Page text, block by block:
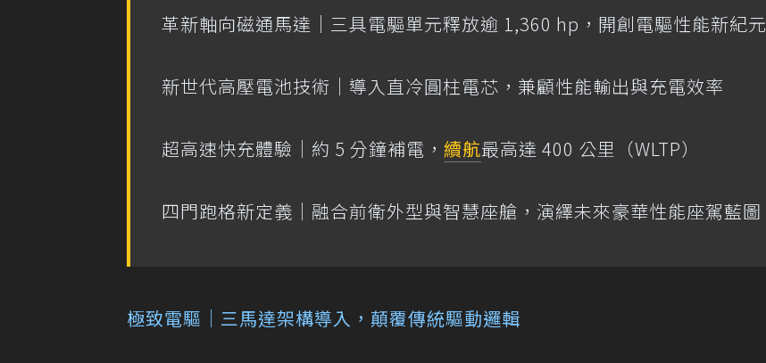
革新軸向磁通馬達｜三具電驅單元釋放逾 1,360 hp，開創電驅性能新紀元
新世代高壓電池技術｜導入直冷圓柱電芯，兼顧性能輸出與充電效率
超高速快充體驗｜約 5 分鐘補電， 續航最高達 400 公里（WLTP）
四門跑格新定義｜融合前衛外型與智慧座艙，演繹未來豪華性能座駕藍圖
極致電驅｜三馬達架構導入，顛覆傳統驅動邏輯